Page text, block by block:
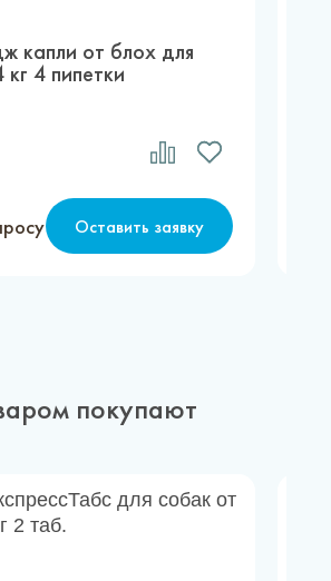
капли от блох для
4 пипетки
Оставить заявку
покупают